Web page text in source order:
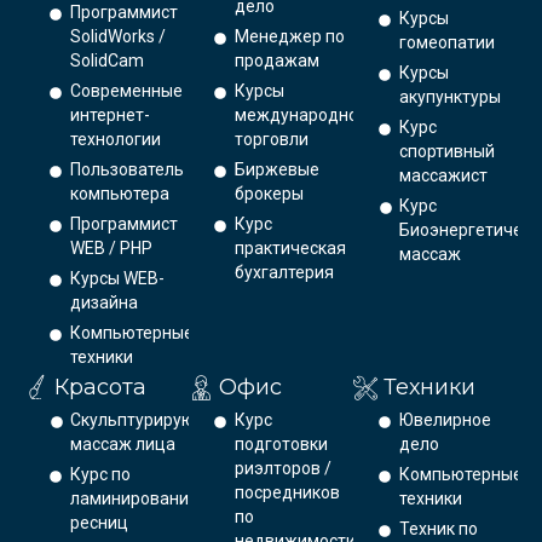
Программист
SolidWorks /
SolidCam
Современные
интернет-
технологии
Пользователь
компьютера
Программист
WEB / PHP
Курсы WEB-
дизайна
Компьютерные
техники
дело
Менеджер по
продажам
Курсы
международной
торговли
Биржевые
брокеры
Курс
практическая
бухгалтерия
Курсы
гомеопатии
Курсы
акупунктуры
Курс
спортивный
массажист
Курс
массаж
Красота
Скульптурирующий
массаж лица
Курс по
ламинированию
ресниц
Офис
Курс
подготовки
риэлторов /
посредников
по
Техники
Ювелирное
дело
Компьютерные
техники
Техник по